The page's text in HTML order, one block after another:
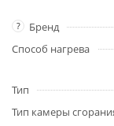
? Бренд
Способ нагрева
Тип
Тип камеры